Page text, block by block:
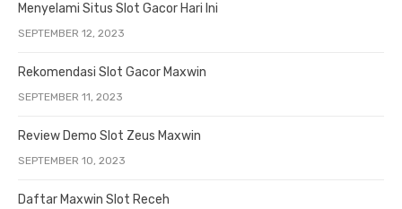
Menyelami Situs Slot Gacor Hari Ini
SEPTEMBER 12, 2023
Rekomendasi Slot Gacor Maxwin
SEPTEMBER 11, 2023
Review Demo Slot Zeus Maxwin
SEPTEMBER 10, 2023
Daftar Maxwin Slot Receh